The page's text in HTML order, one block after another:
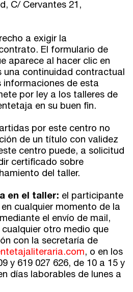
C/ Cervantes 21,
a exigir la
El formulario de
aparece al hacer clic en
una continuidad contractual
informaciones de esta
por ley a los talleres de
en su buen fin.
por este centro no
de un título con validez
centro puede, a solicitud
certificado sobre
del taller.
en el taller: el participante
cualquier momento de la
el envío de mail,
otro medio que
con la secretaría de
, o en los
y 619 027 626, de 10 a 15 y
días laborables de lunes a